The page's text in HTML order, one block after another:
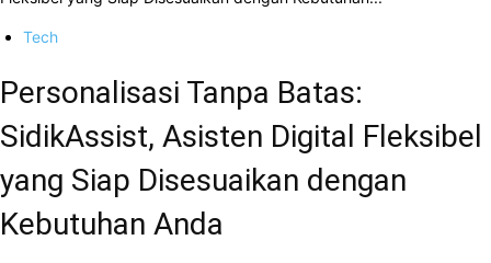
Tech
Personalisasi Tanpa Batas:
SidikAssist, Asisten Digital Fleksibel
yang Siap Disesuaikan dengan
Kebutuhan Anda